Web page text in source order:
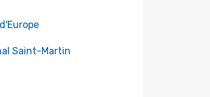
Saint-Martin